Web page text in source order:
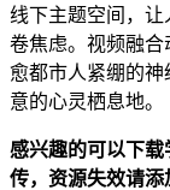
线下主题空间，
卷焦虑。视频融
愈都市人紧绷的
意的心灵栖息地。
感兴趣的可以下
传，资源失效请添